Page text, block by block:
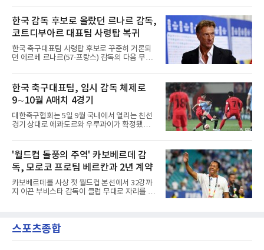
나지 못했다. 스페인행을 계획했으나 2022 항저
우 아시안게임 금메달에 따른 병역
된 이집트 대표팀 공격수의 입단이 초읽기에 들
어갔다.구단은 살라흐가 현지시간 5일 낮 12시
이스탄불에 입국해 같은 날 저녁 트라브존에 도
착한다는 일정을 함께 공개했다. 환영 행사 시간
과 세부 내용은 공식 채널로 알리겠다고 했다.에
르투룰 도안 회장은 발표 직후 A스포르와 만나
아직 이적이 마무리된 단계는 아니라고 선을 그
예정이라고 로이터통신을 통해 밝혔다. 시점을
못 박지는 않았으나 현지시간
한국 감독 후보로 올랐던 르나르 감독,
코트디부아르 대표팀 사령탑 복귀
한국 축구대표팀 사령탑 후보로 꾸준히 거론되
던 에르베 르나르(57·프랑스) 감독의 다음 무대
시간) 르나르 감독을 대표팀 사령탑으로 선임했
다고 발표했다. 2014~2015년에 이은 두 번째 부
임으로, 당시 그는 팀에 2015 아프리카 네이션
스컵 우승을 안겼다.전임 에메르스 파에 감독은
2023 네이션스컵 우승과 2026 북중미 월드컵
사상 첫 토너먼트 진출을 이끌었으나 32강에서
노르웨이에 1-2로 진 뒤 계약 연장에 실패했다.
를 되돌리지 못했고, 튀니지는 3전 전패로 탈락
했다.이력 자체는 두텁다. 잠비아
한국 축구대표팀, 임시 감독 체제로
9∼10월 A매치 4경기
대한축구협회는 5일 9월 국내에서 열리는 친선
경기 상대로 에콰도르와 우루과이가 확정됐다고
를 4경기 상대가 모두 정해졌다.일정은 추석 연
휴를 앞둔 9월 24일 에콰도르전, 28일 우루과이
전 순이다. 앞서 공개된 대로 10월 2일에는 베네
수엘라, 6일에는 우즈베키스탄과 만난다. 2026
북중미 월드컵을 마친 뒤 홍명보 감독이 물러난
한국은 임시 감독 체제로 이 일정을 소화한다.에
콰도르는 FIFA 랭킹 25위로 32위인 한국보다 앞
다음인 2위로 본선 티켓을 확보했다. 본선에서
는 독일을 제압하고 32강
'월드컵 돌풍의 주역' 카보베르데 감
독, 모로코 프로팀 베르칸과 2년 계약
카보베르데를 사상 첫 월드컵 본선에서 32강까
지 이끈 부비스타 감독이 클럽 무대로 자리를 옮
2년으로, 튀니지 대표팀으로 떠난 모인 차아바
니의 후임이다.겸직 가능성도 거론됐다. 부비스
스포츠종합